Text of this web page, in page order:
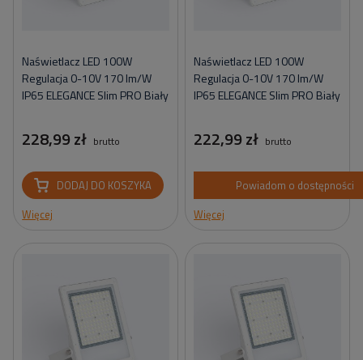
Naświetlacz LED 100W
Regulacja 0-10V 170 lm/W
IP65 ELEGANCE Slim PRO Biały
228,99 zł brutto
DODAJ DO KOSZYKA
Więcej
Naświetlacz LED 100W
Regulacja 0-10V 170 lm/W
IP65 ELEGANCE Slim PRO Biały
222,99 zł brutto
Powiadom o dostępności
Więcej